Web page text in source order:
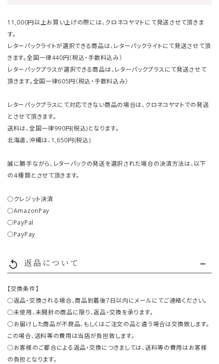
11,000円以上お買い上げの際には、クロネコヤマトにて発送させて頂きま
す。
レターパックライトが選択できる商品は、レターパックライトにて発送させて頂
きます。全国一律440円（税込・手数料込み）
レターパックプラスが選択できる商品は、レターパックプラスにて発送させて
頂きます。全国一律605円（税込・手数料込み）
レターパックプラスにて対応できない商品の場合は、クロネコヤマトでの発送
とさせて頂きます。
送料は、全国一律990円(税込)となります。
北海道、沖縄は、1,650円(税込)
誠に勝手ながら、レターパックの発送を選択された場合の決済方法は、以下
の４種類とさせて頂きます。
○クレジット決済
○AmazonPay
○PayPal
○PayPay
replay 返品について
【交換条件】
○返品・交換される場合、商品到着後7日以内にメールにてご連絡ください。
○未使用、未開封の商品に限り、返品・交換を承ります。
○お届けした商品が不良品、もしくはご注文の品と違う場合は交換致します。
この場合、送料等の費用は当店が負担致します。
○お客様のご都合による返品・交換につきましては、送料等の費用はお客様
の負担となります。